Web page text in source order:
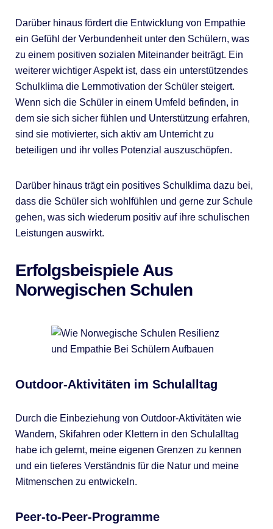
Darüber hinaus fördert die Entwicklung von Empathie
ein Gefühl der Verbundenheit unter den Schülern, was
zu einem positiven sozialen Miteinander beiträgt. Ein
weiterer wichtiger Aspekt ist, dass ein unterstützendes
Schulklima die Lernmotivation der Schüler steigert.
Wenn sich die Schüler in einem Umfeld befinden, in
dem sie sich sicher fühlen und Unterstützung erfahren,
sind sie motivierter, sich aktiv am Unterricht zu
beteiligen und ihr volles Potenzial auszuschöpfen.
Darüber hinaus trägt ein positives Schulklima dazu bei,
dass die Schüler sich wohlfühlen und gerne zur Schule
gehen, was sich wiederum positiv auf ihre schulischen
Leistungen auswirkt.
Erfolgsbeispiele Aus
Norwegischen Schulen
Outdoor-Aktivitäten im Schulalltag
Durch die Einbeziehung von Outdoor-Aktivitäten wie
Wandern, Skifahren oder Klettern in den Schulalltag
habe ich gelernt, meine eigenen Grenzen zu kennen
und ein tieferes Verständnis für die Natur und meine
Mitmenschen zu entwickeln.
Peer-to-Peer-Programme